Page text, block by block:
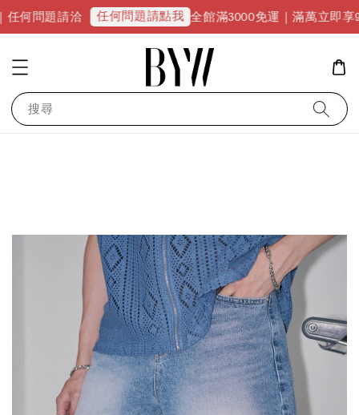
洽 任何問題請點我 全館滿3000免運｜滿萬立即享9折優惠並
搜尋